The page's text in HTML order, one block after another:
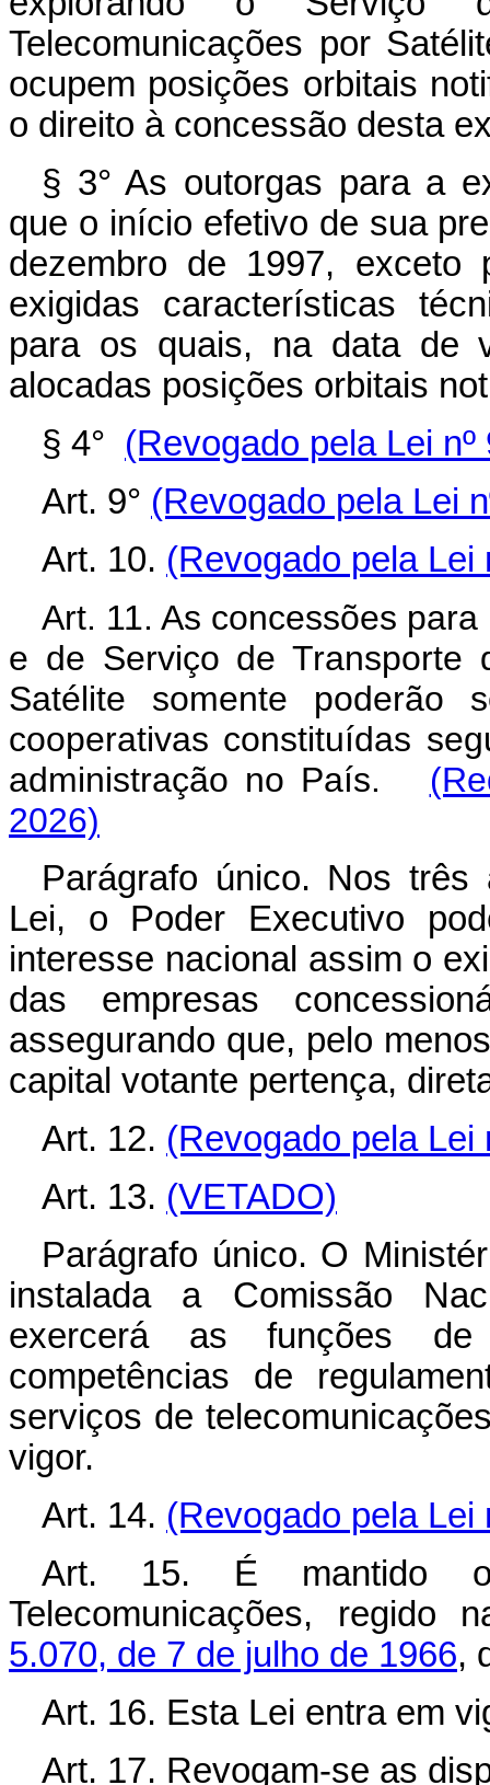
Telecomunicações por
ocupem posições orbitais
o direito à concessão desta
§ 3° As outorgas para a
que o início efetivo de sua
dezembro de 1997, exceto
exigidas características
para os quais, na data de
alocadas posições orbitais
§ 4° (Revogado pela Lei
Art. 9° (Revogado pela Lei
Art. 10. (Revogado pela Lei
Art. 11. As concessões
e de Serviço de Transporte
Satélite somente poderão
cooperativas constituídas
administração no País.
2026)
Parágrafo único. Nos três
Lei, o Poder Executivo
interesse nacional assim o
das empresas
assegurando que, pelo
capital votante pertença,
Art. 12. (Revogado pela Lei
Art. 13. (VETADO)
Parágrafo único. O
instalada a Comissão
exercerá as funções
competências de
serviços de
vigor.
Art. 14. (Revogado pela Lei
Art. 15. É mantido o
Telecomunicações, regido
5.070, de 7 de julho de 1966,
Art. 16. Esta Lei entra em
Art. 17. Revogam-se as